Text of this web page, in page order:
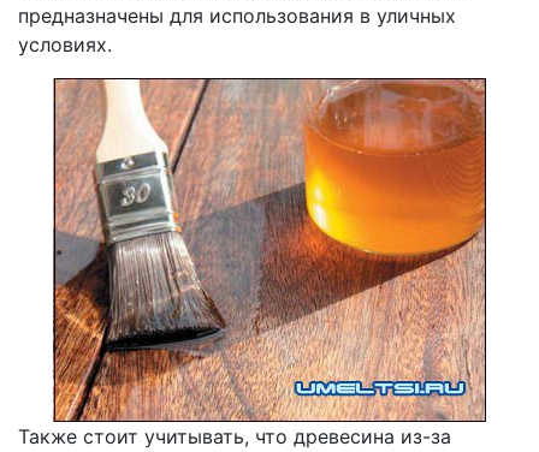
предназначены для использования в уличных
условиях.
Также стоит учитывать, что древесина из-за